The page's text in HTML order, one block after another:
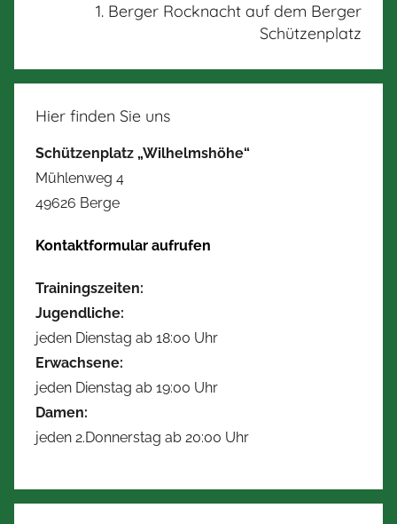
1. Berger Rocknacht auf dem Berger
Schützenplatz
Hier finden Sie uns
Schützenplatz „Wilhelmshöhe“
Mühlenweg 4
49626 Berge
Kontaktformular aufrufen
Trainingszeiten:
Jugendliche:
jeden Dienstag ab 18:00 Uhr
Erwachsene:
jeden Dienstag ab 19:00 Uhr
Damen:
jeden 2.Donnerstag ab 20:00 Uhr